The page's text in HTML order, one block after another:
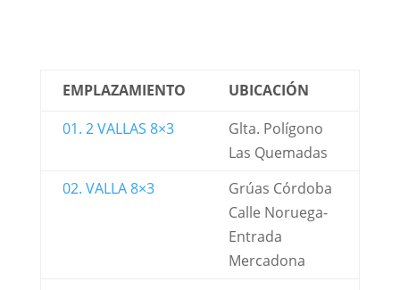
EMPLAZAMIENTO
UBICACIÓN
01. 2 VALLAS 8×3
Glta. Polígono
Las Quemadas
02. VALLA 8×3
Grúas Córdoba
Calle Noruega-
Entrada
Mercadona